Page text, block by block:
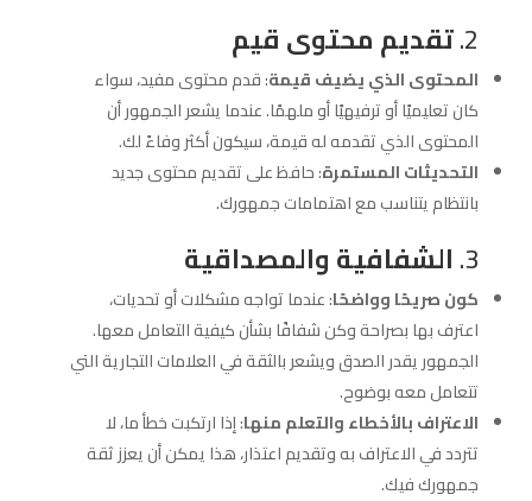
2. تقديم محتوى قيم
المحتوى الذي يضيف قيمة: قدم محتوى مفيد، سواء
كان تعليميًا أو ترفيهيًا أو ملهمًا. عندما يشعر الجمهور أن
المحتوى الذي تقدمه له قيمة، سيكون أكثر وفاءً لك.
التحديثات المستمرة: حافظ على تقديم محتوى جديد
بانتظام يتناسب مع اهتمامات جمهورك.
3. الشفافية والمصداقية
كون صريحًا وواضحًا: عندما تواجه مشكلات أو تحديات،
اعترف بها بصراحة وكن شفافًا بشأن كيفية التعامل معها.
الجمهور يقدر الصدق ويشعر بالثقة في العلامات التجارية التي
تتعامل معه بوضوح.
الاعتراف بالأخطاء والتعلم منها: إذا ارتكبت خطأ ما، لا
تتردد في الاعتراف به وتقديم اعتذار، هذا يمكن أن يعزز ثقة
جمهورك فيك.